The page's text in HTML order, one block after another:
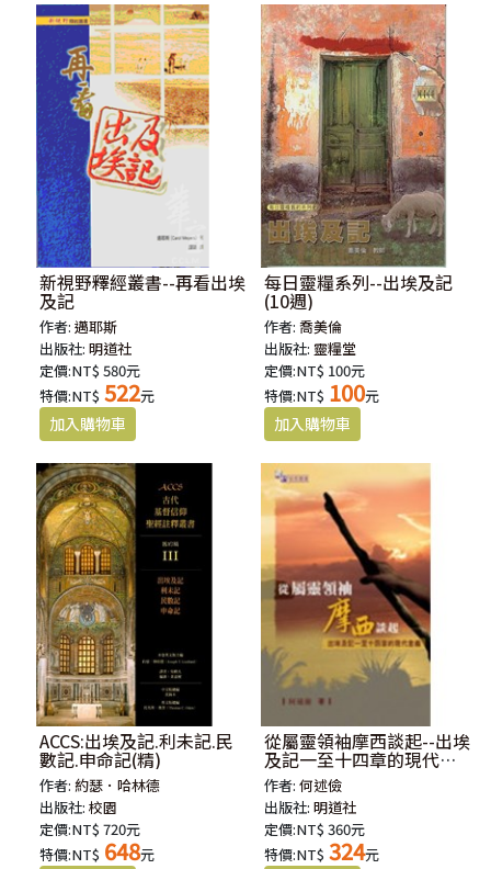
新視野釋經叢書--再看出埃
及記
作者:邁耶斯
出版社:明道社
定價:NT$ 580元
特價:NT$ 522元
每日靈糧系列--出埃及記
(10週)
作者:喬美倫
出版社: 靈糧堂
定價:NT$ 100元
特價:NT$ 100元
ACCS:出埃及記.利未記.民
數記.申命記(精)
作者:約瑟．哈林德
出版社:校園
定價:NT$ 720元
特價:NT$ 648元
從屬靈領袖摩西談起--出埃
及記一至十四章的現代意
義
作者:何述儉
出版社:明道社
定價:NT$ 360元
特價:NT$ 324元